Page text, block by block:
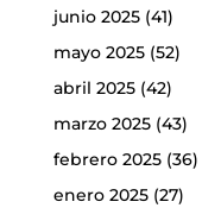
junio 2025(41)
mayo 2025(52)
abril 2025(42)
marzo 2025(43)
febrero 2025(36)
enero 2025(27)